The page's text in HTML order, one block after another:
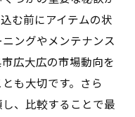
業者情報
クニック
の重要事項
む前にアイテムの状
ングやメンテナンス
広大広の市場動向を
も大切です。さら
、比較することで最